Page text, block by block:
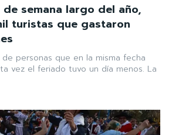
semana largo del año,
turistas que gastaron
de personas que en la misma fecha
vez el feriado tuvo un día menos. La